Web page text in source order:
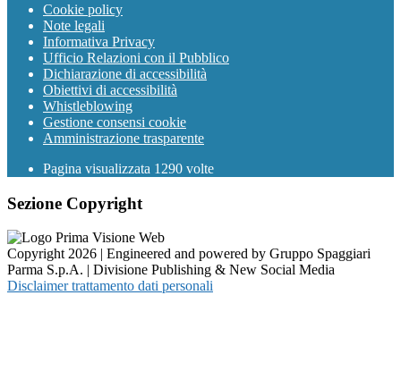
Cookie policy
Note legali
Informativa Privacy
Ufficio Relazioni con il Pubblico
Dichiarazione di accessibilità
Obiettivi di accessibilità
Whistleblowing
Gestione consensi cookie
Amministrazione trasparente
Pagina visualizzata 1290 volte
Sezione Copyright
Copyright 2026 | Engineered and powered by Gruppo Spaggiari
Parma S.p.A. | Divisione Publishing & New Social Media
Disclaimer trattamento dati personali